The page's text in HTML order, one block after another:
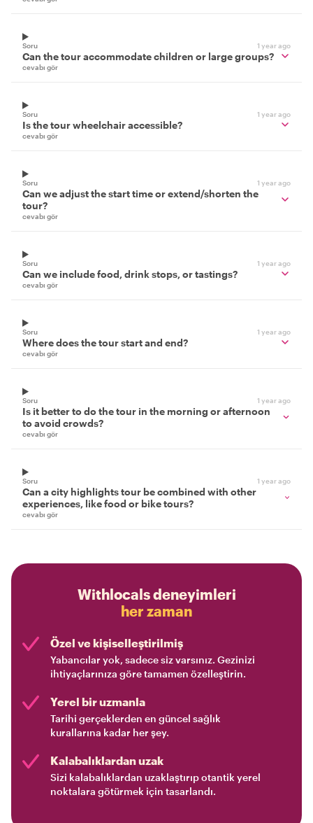
Soru 1 year ago
Can the tour accommodate children or large groups?
cevabı gör
Soru 1 year ago
Is the tour wheelchair accessible?
cevabı gör
Soru 1 year ago
Can we adjust the start time or extend/shorten the
tour?
cevabı gör
Soru 1 year ago
Can we include food, drink stops, or tastings?
cevabı gör
Soru 1 year ago
Where does the tour start and end?
cevabı gör
Soru 1 year ago
Is it better to do the tour in the morning or afternoon
to avoid crowds?
cevabı gör
Soru 1 year ago
Can a city highlights tour be combined with other
experiences, like food or bike tours?
cevabı gör
Withlocals deneyimleri
her zaman
Özel ve kişiselleştirilmiş
Yabancılar yok, sadece siz varsınız. Gezinizi
ihtiyaçlarınıza göre tamamen özelleştirin.
Yerel bir uzmanla
Tarihi gerçeklerden en güncel sağlık
kurallarına kadar her şey.
Kalabalıklardan uzak
Sizi kalabalıklardan uzaklaştırıp otantik yerel
noktalara götürmek için tasarlandı.